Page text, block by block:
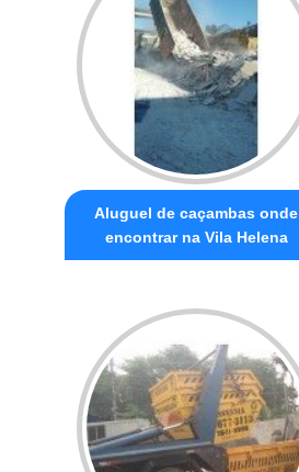
Aluguel de caçambas onde
encontrar na Vila Helena